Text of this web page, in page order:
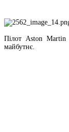
Пілот Aston
майбутнє.